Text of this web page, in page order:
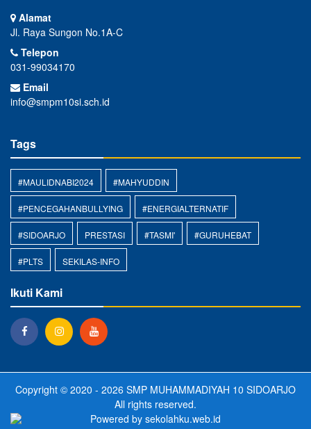
Alamat
Jl. Raya Sungon No.1A-C
Telepon
031-99034170
Email
info@smpm10si.sch.id
Tags
#MAULIDNABI2024 #MAHYUDDIN
#PENCEGAHANBULLYING #ENERGIALTERNATIF
#SIDOARJO PRESTASI #TASMI' #GURUHEBAT
#PLTS SEKILAS-INFO
Ikuti Kami
Copyright © 2020 - 2026 SMP MUHAMMADIYAH 10 SIDOARJO
All rights reserved.
Powered by sekolahku.web.id